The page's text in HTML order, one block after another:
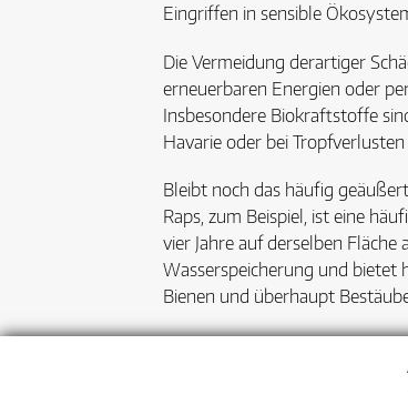
Eingriffen in sensible
Die Vermeidung derartiger
erneuerbaren Energien oder
Insbesondere Biokraftstoffe
Havarie oder bei
Bleibt noch das häufig
Raps, zum Beispiel, ist eine
vier Jahre auf derselben
Wasserspeicherung und bietet
Bienen und überhaupt
Auch die
Durchwachsene Silphie,